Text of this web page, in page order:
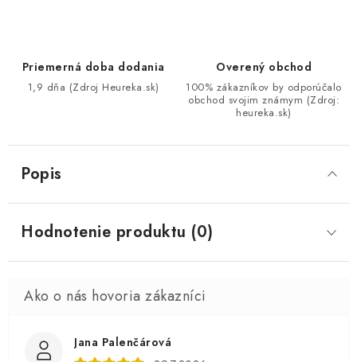
Priemerná doba dodania
1,9 dňa (Zdroj Heureka.sk)
Overený obchod
100% zákazníkov by odporúčalo
obchod svojim známym (Zdroj:
heureka.sk)
Popis
Hodnotenie produktu (0)
Jana Palenčárová